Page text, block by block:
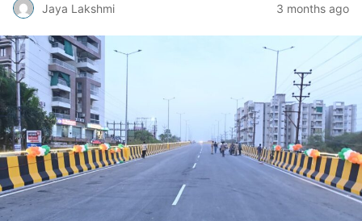
Jaya Lakshmi 3 months ago